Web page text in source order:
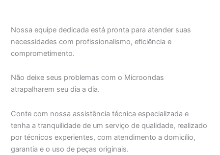
Nossa equipe dedicada está pronta para atender suas
necessidades com profissionalismo, eficiência e
comprometimento.
Não deixe seus problemas com o Microondas
atrapalharem seu dia a dia.
Conte com nossa assistência técnica especializada e
tenha a tranquilidade de um serviço de qualidade, realizado
por técnicos experientes, com atendimento a domicílio,
garantia e o uso de peças originais.